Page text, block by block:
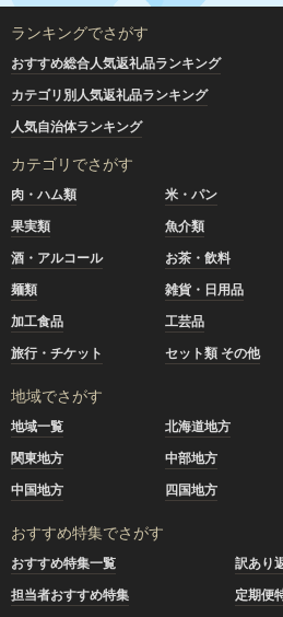
ランキングでさがす
おすすめ総合人気返礼品ランキング
カテゴリ別人気返礼品ランキング
人気自治体ランキング
カテゴリでさがす
肉・ハム類 米・パン
果実類
魚介類
酒・アルコール
お茶・飲料
麺類
雑貨・日用品
加工食品
工芸品
旅行・チケット
セット類 その他
地域でさがす
地域一覧 北海道地方
関東地方
中部地方
中国地方
四国地方
おすすめ特集でさがす
おすすめ特集一覧
訳あり
担当者おすすめ特集
定期便